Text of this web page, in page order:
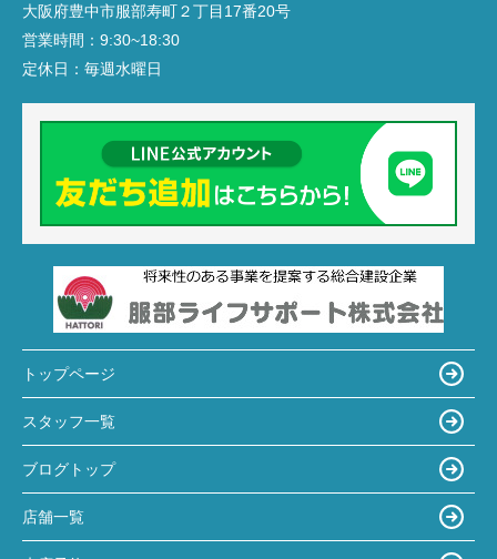
大阪府豊中市服部寿町２丁目17番20号
営業時間： 9:30~18:30
定休日： 毎週水曜日
トップページ
スタッフ一覧
ブログトップ
店舗一覧